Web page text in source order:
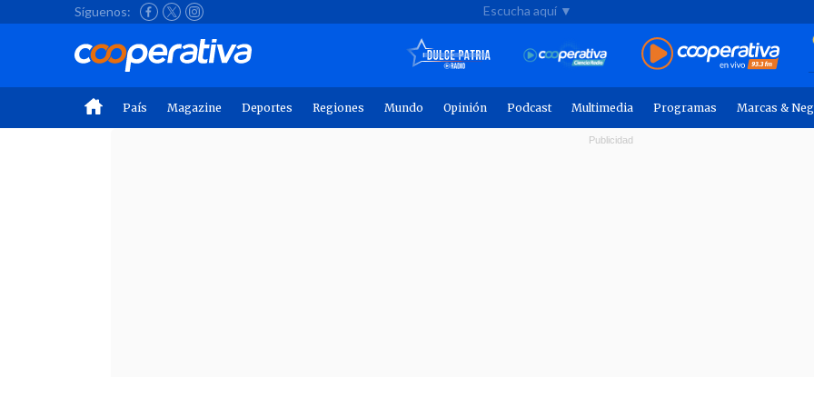
Síguenos: Escucha aquí ▼
País Magazine Deportes Regiones Mundo Opinión Podcast Multimedia Programas Marcas &